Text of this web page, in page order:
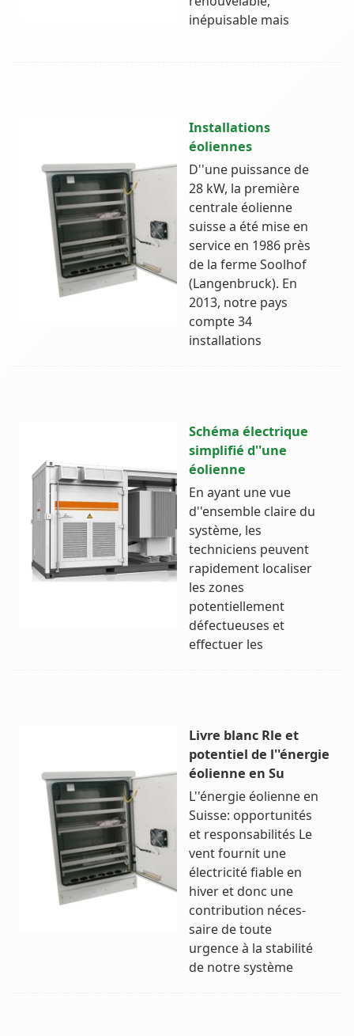
inépuisable mais
Installations
éoliennes
D''une puissance de
28 kW, la première
centrale éolienne
suisse a été mise en
service en 1986 près
de la ferme Soolhof
(Langenbruck). En
2013, notre pays
compte 34
installations
Schéma électrique
simplifié d''une
éolienne
En ayant une vue
d''ensemble claire du
système, les
techniciens peuvent
rapidement localiser
les zones
potentiellement
défectueuses et
effectuer les
Livre blanc Rle et
potentiel de l''énergie
éolienne en Su
L''énergie éolienne en
Suisse: opportunités
et responsabilités Le
vent fournit une
électricité fiable en
hiver et donc une
contribution néces-
saire de toute
urgence à la stabilité
de notre système